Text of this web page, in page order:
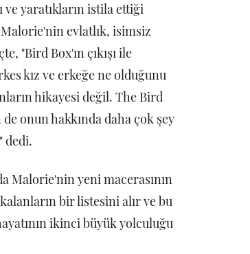
yaratıkların istila ettiği
evlatlık, isimsiz
"Bird Box'ın çıkışı ile
kız ve erkeğe ne olduğunu
hikayesi değil. The Bird
onun hakkında daha çok şey
dedi.
Malorie'nin yeni macerasının
bir listesini alır ve bu
ikinci büyük yolculuğu